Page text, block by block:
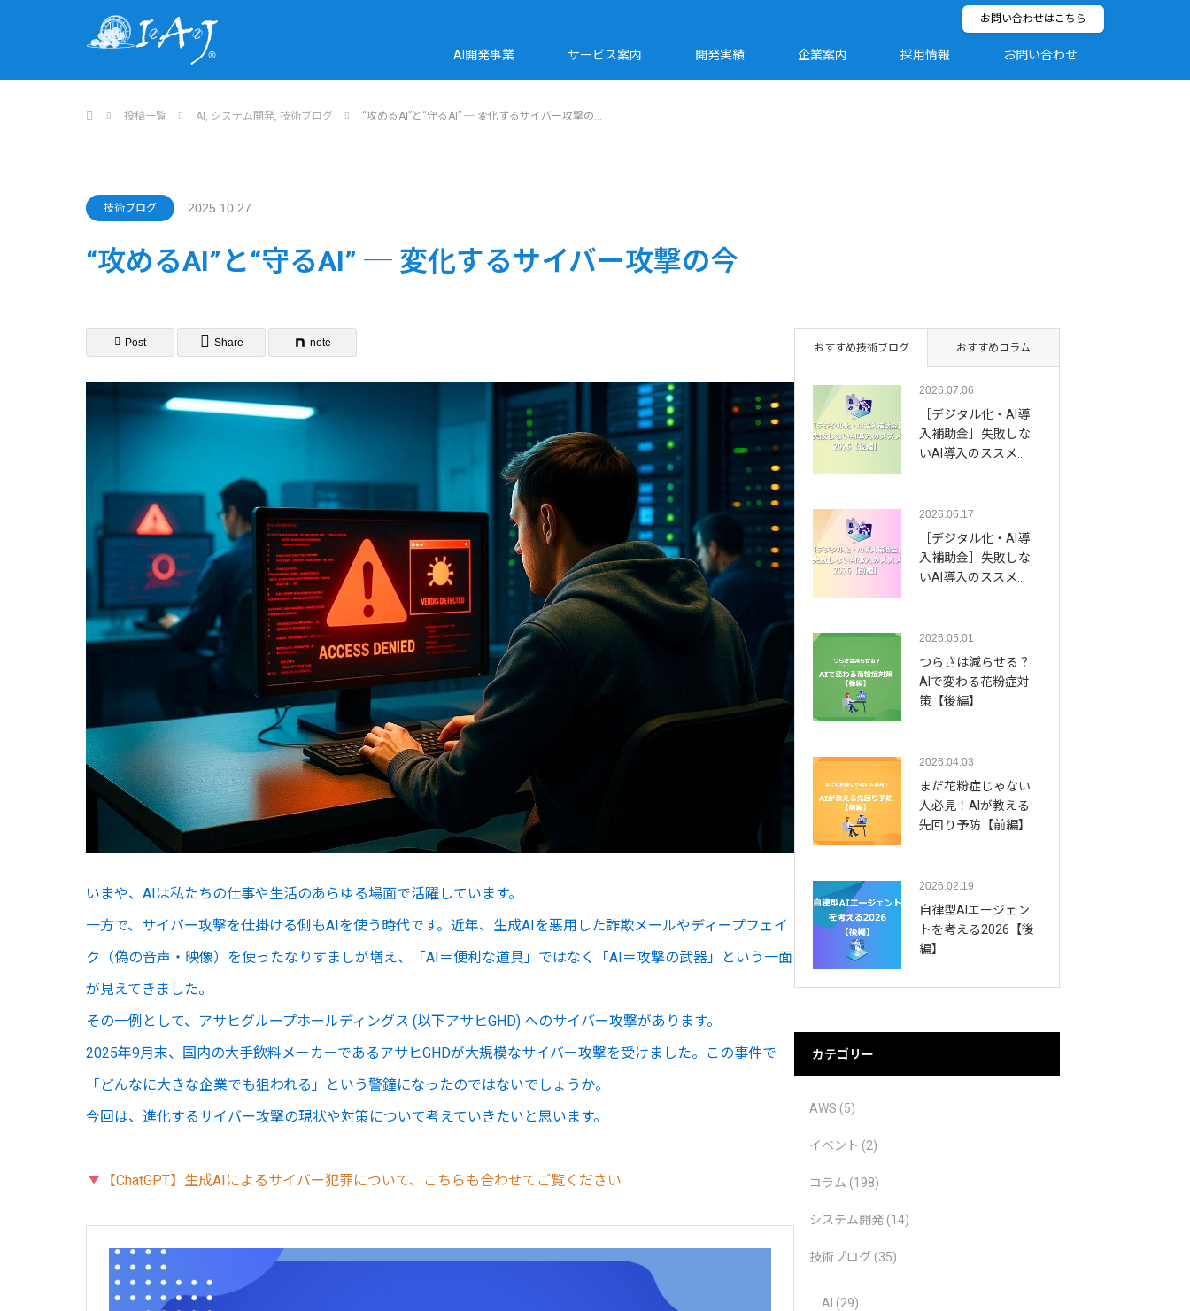
お問い合わせはこちら
AI開発事業 サービス案内 開発実績 企業案内 採用情報 お問い合わせ
投稿一覧 AI , システム開発, 技術ブログ “攻めるAI”と“守るAI” ─ 変化するサイバー攻撃の…
技術ブログ 2025.10.27
“攻めるAI”と“守るAI” ─ 変化するサイバー攻撃の今
Post Share note
いまや、AIは私たちの仕事や生活のあらゆる場面で活躍しています。
一方で、サイバー攻撃を仕掛ける側もAIを使う時代です。近年、生成AIを悪用した詐欺メールやディープフェイ
ク（偽の音声・映像）を使ったなりすましが増え、「AI＝便利な道具」ではなく「AI＝攻撃の武器」という一面
が見えてきました。
その一例として、アサヒグループホールディングス (以下アサヒGHD) へのサイバー攻撃があります。
2025年9月末、国内の大手飲料メーカーであるアサヒGHDが大規模なサイバー攻撃を受けました。この事件で
「どんなに大きな企業でも狙われる」という警鐘になったのではないでしょうか。
今回は、進化するサイバー攻撃の現状や対策について考えていきたいと思います。
【ChatGPT】生成AIによるサイバー犯罪について、こちらも合わせてご覧ください
おすすめ技術ブログ おすすめコラム
2026.07.06
［デジタル化・AI導
入補助金］失敗しな
いAI導入のススメ…
2026.06.17
［デジタル化・AI導
入補助金］失敗しな
いAI導入のススメ…
2026.05.01
つらさは減らせる？
AIで変わる花粉症対
策【後編】
2026.04.03
まだ花粉症じゃない
人必見！AIが教える
先回り予防【前編】…
2026.02.19
自律型AIエージェン
トを考える2026【後
編】
カテゴリー
AWS (5)
イベント (2)
コラム (198)
システム開発 (14)
技術ブログ (35)
AI (29)